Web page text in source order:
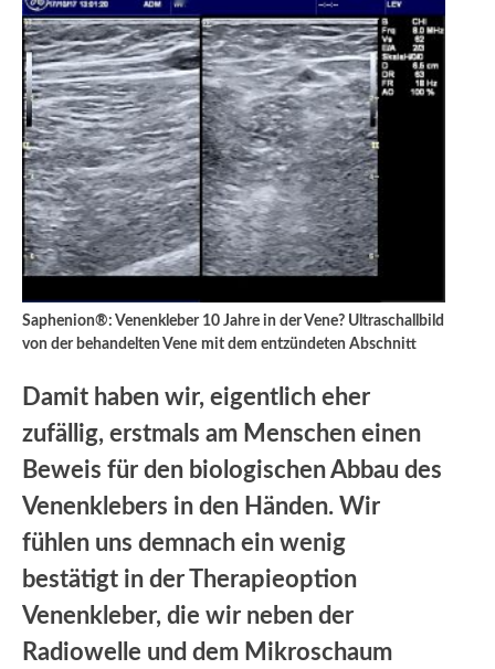
Saphenion®: Venenkleber 10 Jahre in der Vene? Ultraschallbild
von der behandelten Vene mit dem entzündeten Abschnitt
Damit haben wir, eigentlich eher
zufällig, erstmals am Menschen einen
Beweis für den biologischen Abbau des
Venenklebers in den Händen. Wir
fühlen uns demnach ein wenig
bestätigt in der Therapieoption
Venenkleber, die wir neben der
Radiowelle und dem Mikroschaum